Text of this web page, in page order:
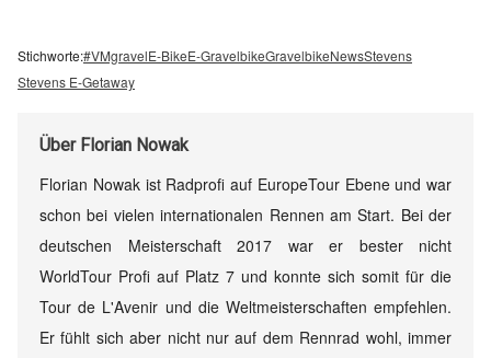
Stichworte:#VMgravelE-BikeE-GravelbikeGravelbikeNewsStevens
Stevens E-Getaway
Über Florian Nowak
Florian Nowak ist Radprofi auf EuropeTour Ebene und war
schon bei vielen internationalen Rennen am Start. Bei der
deutschen Meisterschaft 2017 war er bester nicht
WorldTour Profi auf Platz 7 und konnte sich somit für die
Tour de L'Avenir und die Weltmeisterschaften empfehlen.
Er fühlt sich aber nicht nur auf dem Rennrad wohl, immer